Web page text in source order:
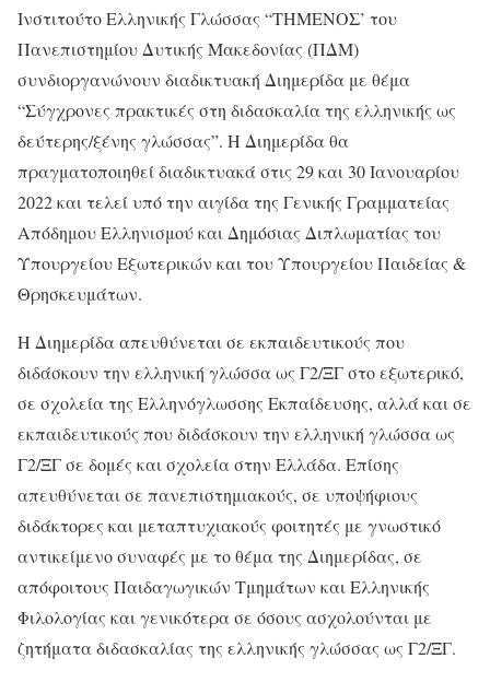
Ινστιτούτο Ελληνικής Γλώσσας “ΤΗΜΕΝΟΣ’ του
Πανεπιστημίου Δυτικής Μακεδονίας (ΠΔΜ)
συνδιοργανώνουν διαδικτυακή Διημερίδα με θέμα
“Σύγχρονες πρακτικές στη διδασκαλία της ελληνικής ως
δεύτερης/ξένης γλώσσας”. Η Διημερίδα θα
πραγματοποιηθεί διαδικτυακά στις 29 και 30 Ιανουαρίου
2022 και τελεί υπό την αιγίδα της Γενικής Γραμματείας
Απόδημου Ελληνισμού και Δημόσιας Διπλωματίας του
Υπουργείου Εξωτερικών και του Υπουργείου Παιδείας &
Θρησκευμάτων.
Η Διημερίδα απευθύνεται σε εκπαιδευτικούς που
διδάσκουν την ελληνική γλώσσα ως Γ2/ΞΓ στο εξωτερικό,
σε σχολεία της Ελληνόγλωσσης Εκπαίδευσης, αλλά και σε
εκπαιδευτικούς που διδάσκουν την ελληνική γλώσσα ως
Γ2/ΞΓ σε δομές και σχολεία στην Ελλάδα. Επίσης
απευθύνεται σε πανεπιστημιακούς, σε υποψήφιους
διδάκτορες και μεταπτυχιακούς φοιτητές με γνωστικό
αντικείμενο συναφές με το θέμα της Διημερίδας, σε
απόφοιτους Παιδαγωγικών Τμημάτων και Ελληνικής
Φιλολογίας και γενικότερα σε όσους ασχολούνται με
ζητήματα διδασκαλίας της ελληνικής γλώσσας ως Γ2/ΞΓ.